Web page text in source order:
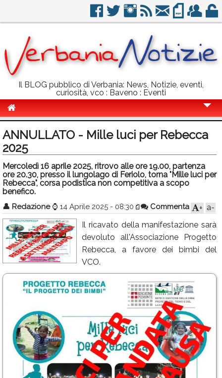
Il BLOG pubblico di Verbania: News, Notizie, eventi,
curiosità, vco : Baveno : Eventi
Politica
Sport
Eventi
Rubriche
Calendario
Annunci
ANNULLATO - Mille luci per Rebecca
2025
Mercoledì 16 aprile 2025, ritrovo alle ore 19.00, partenza
ore 20.30, presso il lungolago di Feriolo, torna "Mille luci per
Rebecca", corsa podistica non competitiva a scopo
benefico.
👤 Redazione ⌚ 14 Aprile 2025 - 08:30 Commenta a-
+
Il ricavato della manifestazione sarà
devoluto all'Associazione Progetto
Rebecca, a favore dei bimbi del
VCO.